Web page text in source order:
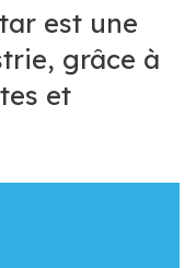
est une
grâce à
et